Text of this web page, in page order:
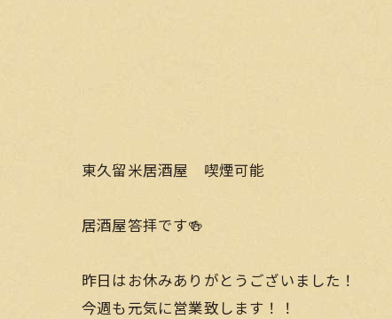
東久留米居酒屋 喫煙可能
居酒屋答拝です🍻
昨日はお休みありがとうございました！
今週も元気に営業致します！！